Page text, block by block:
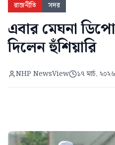
রাজনীতি সদর
এবার মেঘনা
দিলেন হুঁশিয়ারি
NHP NewsView ১৭ মার্চ,